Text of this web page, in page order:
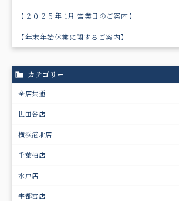
【２０２５年 1月 営業日のご案内】
【年末年始休業に関するご案内】
カテゴリー
全店共通
世田谷店
横浜港北店
千葉柏店
水戸店
宇都宮店